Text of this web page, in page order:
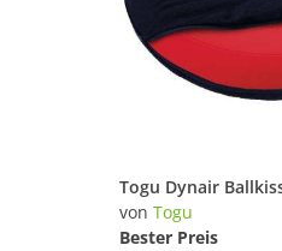
von Togu
Bester Preis